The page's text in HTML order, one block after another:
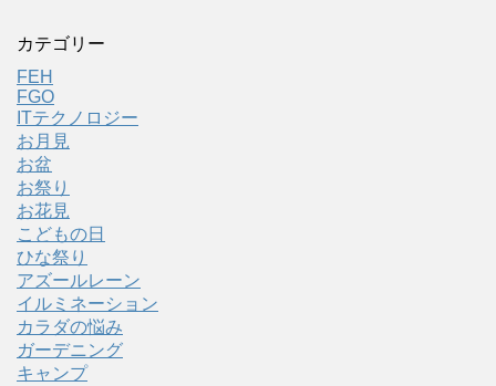
カテゴリー
FEH
FGO
ITテクノロジー
お月見
お盆
お祭り
お花見
こどもの日
ひな祭り
アズールレーン
イルミネーション
カラダの悩み
ガーデニング
キャンプ